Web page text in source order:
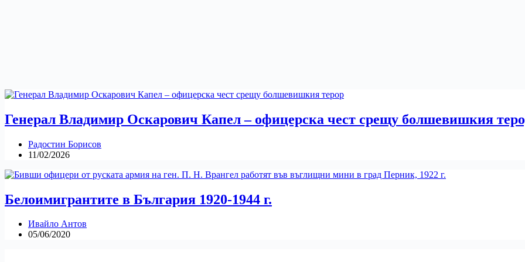
Генерал Владимир Оскарович Капел – офицерска чест срещу болшевишкия
Радостин Борисов
11/02/2026
Белоимигрантите в България 1920-1944 г.
Ивайло Антов
05/06/2020